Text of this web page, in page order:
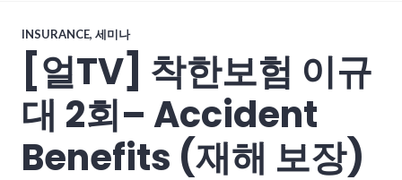
INSURANCE, 세미나
[얼TV] 착한보험 이규
대 2회– Accident
Benefits (재해 보장)